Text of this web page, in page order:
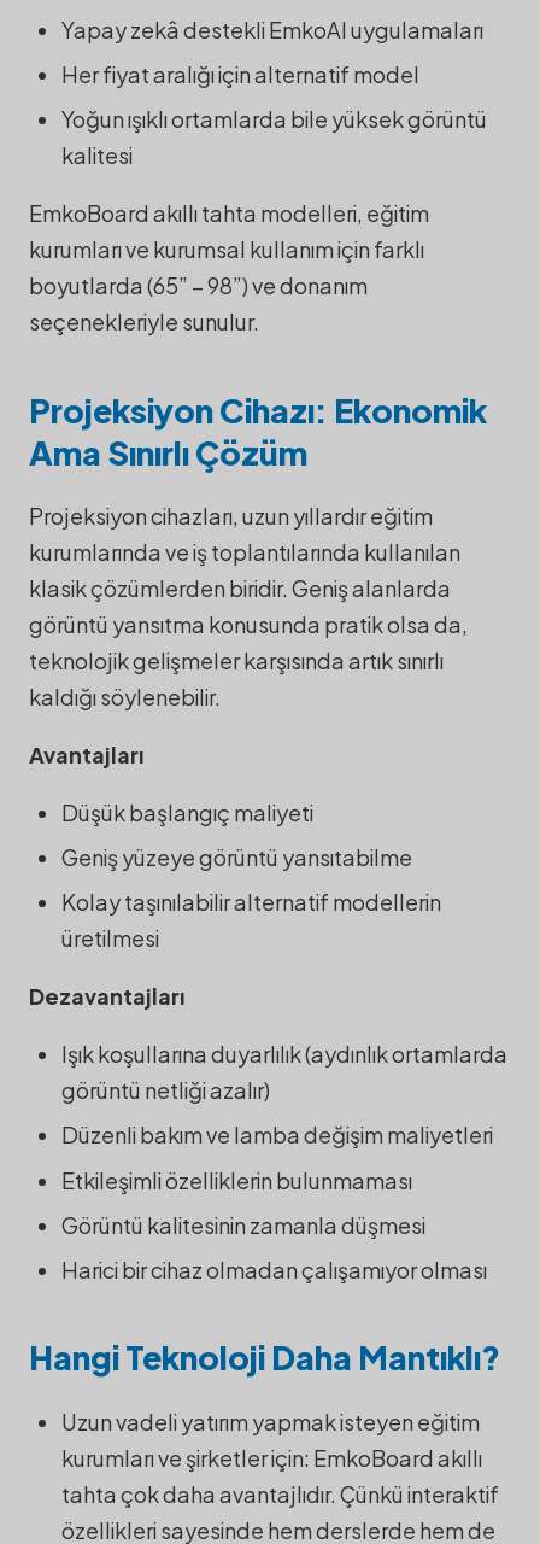
Yapay zekâ destekli EmkoAI uygulamaları
Her fiyat aralığı için alternatif model
Yoğun ışıklı ortamlarda bile yüksek görüntü
kalitesi
EmkoBoard akıllı tahta modelleri, eğitim
kurumları ve kurumsal kullanım için farklı
boyutlarda (65” – 98”) ve donanım
seçenekleriyle sunulur.
Projeksiyon Cihazı: Ekonomik
Ama Sınırlı Çözüm
Projeksiyon cihazları, uzun yıllardır eğitim
kurumlarında ve iş toplantılarında kullanılan
klasik çözümlerden biridir. Geniş alanlarda
görüntü yansıtma konusunda pratik olsa da,
teknolojik gelişmeler karşısında artık sınırlı
kaldığı söylenebilir.
Avantajları
Düşük başlangıç maliyeti
Geniş yüzeye görüntü yansıtabilme
Kolay taşınılabilir alternatif modellerin
üretilmesi
Dezavantajları
Işık koşullarına duyarlılık (aydınlık ortamlarda
görüntü netliği azalır)
Düzenli bakım ve lamba değişim maliyetleri
Etkileşimli özelliklerin bulunmaması
Görüntü kalitesinin zamanla düşmesi
Harici bir cihaz olmadan çalışamıyor olması
Hangi Teknoloji Daha Mantıklı?
Uzun vadeli yatırım yapmak isteyen eğitim
kurumları ve şirketler için: EmkoBoard akıllı
tahta çok daha avantajlıdır. Çünkü interaktif
özellikleri sayesinde hem derslerde hem de